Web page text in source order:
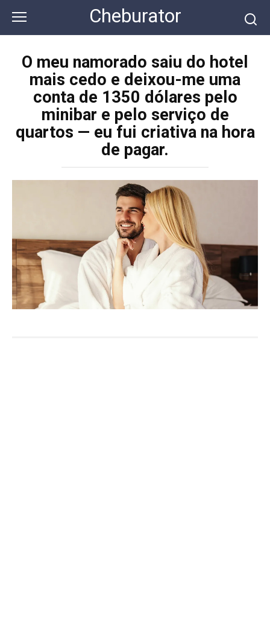
контенту
Cheburator
O meu namorado saiu do hotel
mais cedo e deixou-me uma
conta de 1350 dólares pelo
minibar e pelo serviço de
quartos — eu fui criativa na hora
de pagar.